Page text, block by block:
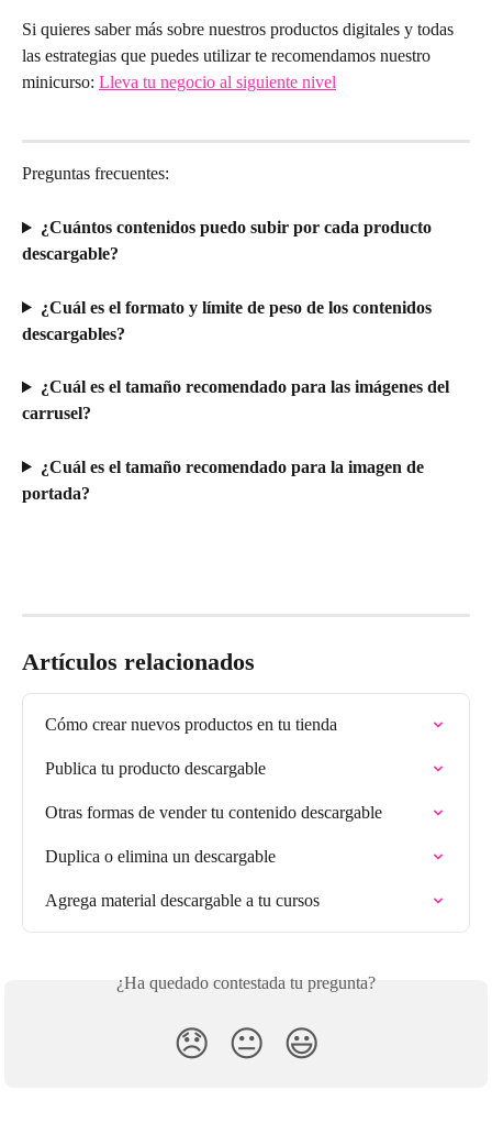
Si quieres saber más sobre nuestros productos digitales y todas
las estrategias que puedes utilizar te recomendamos nuestro
minicurso: Lleva tu negocio al siguiente nivel
Preguntas frecuentes:
¿Cuántos contenidos puedo subir por cada producto
descargable?
¿Cuál es el formato y límite de peso de los contenidos
descargables?
¿Cuál es el tamaño recomendado para las imágenes del
carrusel?
¿Cuál es el tamaño recomendado para la imagen de
portada?
Artículos relacionados
Cómo crear nuevos productos en tu tienda
Publica tu producto descargable
Otras formas de vender tu contenido descargable
Duplica o elimina un descargable
Agrega material descargable a tu cursos
¿Ha quedado contestada tu pregunta?
😞 😐 😃